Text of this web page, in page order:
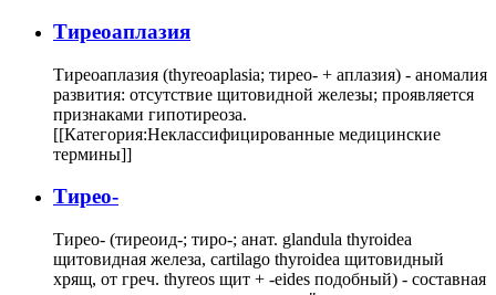
Тиреоаплазия
Тиреоаплазия (thyreoaplasia; тирео- + аплазия) - аномалия
развития: отсутствие щитовидной железы; проявляется
признаками гипотиреоза.
[[Категория:Неклассифицированные медицинские
термины]]
Тирео-
Тирео- (тиреоид-; тиро-; анат. glandula thyroidea
щитовидная железа, cartilago thyroidea щитовидный
хрящ, от греч. thyreos щит + -eides подобный) - составная